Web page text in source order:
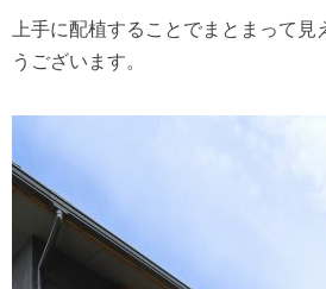
上手に配植することでまとまって見
うございます。